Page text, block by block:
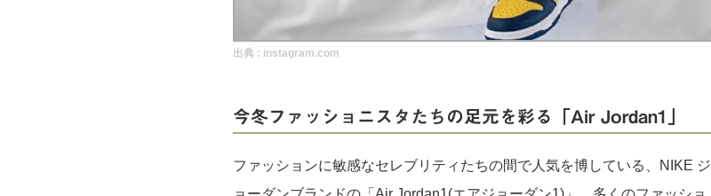
出典 : instagram.com
今冬ファッショニスタたちの足元を彩る「Air Jordan1」
ファッションに敏感なセレブリティたちの間で人気を博している、
NIKE ジ